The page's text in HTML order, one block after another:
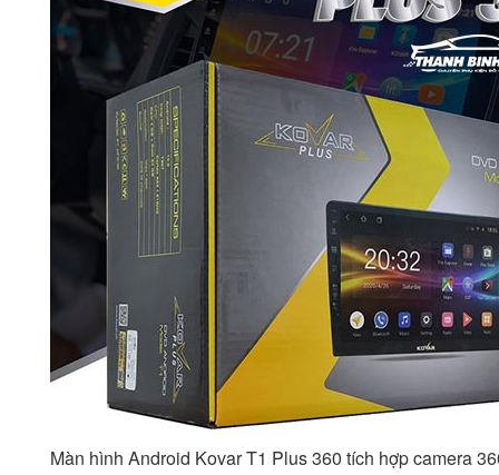
Màn hình Android Kovar T1 Plus 360 tích hợp camera